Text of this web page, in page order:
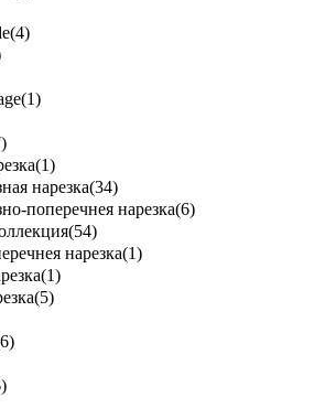
(4)
(1)
(1)
нарезка(34)
поперечнея нарезка(6)
(54)
нарезка(1)
(1)
(5)